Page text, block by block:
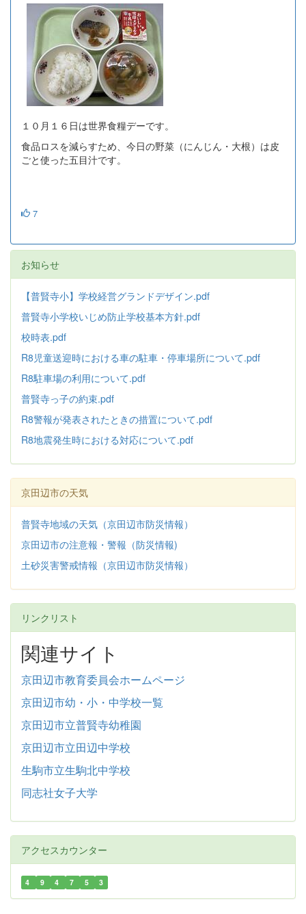
１０月１６日は世界食糧デーです。
食品ロスを減らすため、今日の野菜（にんじん・大根）は皮
ごと使った五目汁です。
7
お知らせ
【普賢寺小】学校経営グランドデザイン.pdf
普賢寺小学校いじめ防止学校基本方針.pdf
校時表.pdf
R8児童送迎時における車の駐車・停車場所について.pdf
R8駐車場の利用について.pdf
普賢寺っ子の約束.pdf
R8警報が発表されたときの措置について.pdf
R8地震発生時における対応について.pdf
京田辺市の天気
普賢寺地域の天気（京田辺市防災情報）
京田辺市の注意報・警報（防災情報)
土砂災害警戒情報（京田辺市防災情報）
リンクリスト
関連サイト
京田辺市教育委員会ホームページ
京田辺市幼・小・中学校一覧
京田辺市立普賢寺幼稚園
京田辺市立田辺中学校
生駒市立生駒北中学校
同志社女子大学
アクセスカウンター
4 9 4 7 5 3